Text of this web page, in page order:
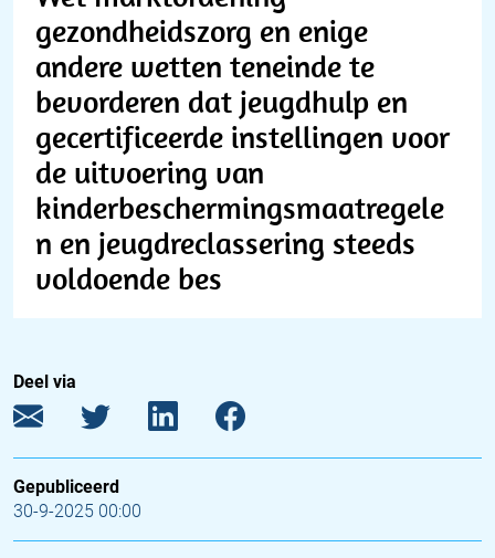
gezondheidszorg en enige
andere wetten teneinde te
bevorderen dat jeugdhulp en
gecertificeerde instellingen voor
de uitvoering van
kinderbeschermingsmaatregele
n en jeugdreclassering steeds
voldoende bes
Deel via
Gepubliceerd
30-9-2025 00:00